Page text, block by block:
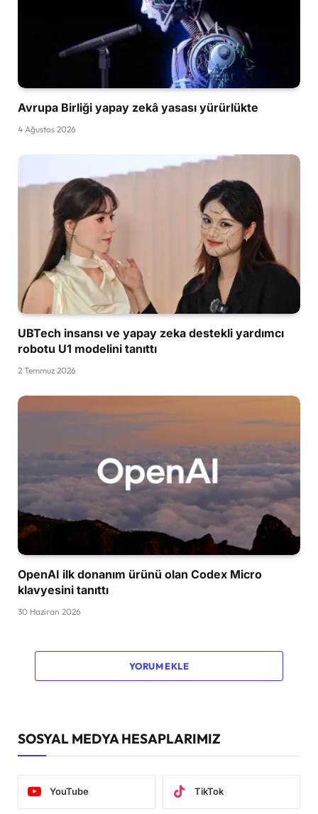
Avrupa Birliği yapay zekâ yasası yürürlükte
4 Ağustos 2026
UBTech insansı ve yapay zeka destekli yardımcı
robotu U1 modelini tanıttı
2 Temmuz 2026
OpenAI ilk donanım ürünü olan Codex Micro
klavyesini tanıttı
30 Haziran 2026
YORUM EKLE
SOSYAL MEDYA HESAPLARIMIZ
YouTube TikTok